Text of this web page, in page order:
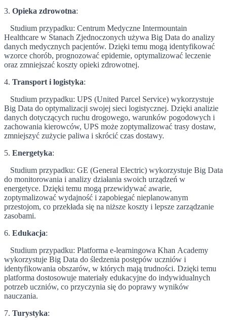
3. Opieka zdrowotna:
Studium przypadku: Centrum Medyczne Intermountain
Healthcare w Stanach Zjednoczonych używa Big Data do analizy
danych medycznych pacjentów. Dzięki temu mogą identyfikować
wzorce chorób, prognozować epidemie, optymalizować leczenie
oraz zmniejszać koszty opieki zdrowotnej.
4. Transport i logistyka:
Studium przypadku: UPS (United Parcel Service) wykorzystuje
Big Data do optymalizacji swojej sieci logistycznej. Dzięki analizie
danych dotyczących ruchu drogowego, warunków pogodowych i
zachowania kierowców, UPS może zoptymalizować trasy dostaw,
zmniejszyć zużycie paliwa i skrócić czas dostawy.
5. Energetyka:
Studium przypadku: GE (General Electric) wykorzystuje Big Data
do monitorowania i analizy działania swoich urządzeń w
energetyce. Dzięki temu mogą przewidywać awarie,
zoptymalizować wydajność i zapobiegać nieplanowanym
przestojom, co przekłada się na niższe koszty i lepsze zarządzanie
zasobami.
6. Edukacja:
Studium przypadku: Platforma e-learningowa Khan Academy
wykorzystuje Big Data do śledzenia postępów uczniów i
identyfikowania obszarów, w których mają trudności. Dzięki temu
platforma dostosowuje materiały edukacyjne do indywidualnych
potrzeb uczniów, co przyczynia się do poprawy wyników
nauczania.
7. Turystyka: